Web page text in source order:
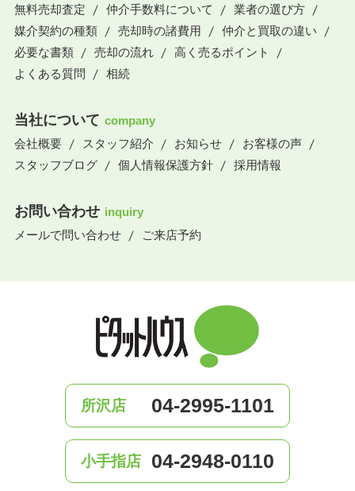
無料売却査定
仲介手数料について
業者の選び方
媒介契約の種類
売却時の諸費用
仲介と買取の違い
必要な書類
売却の流れ
高く売るポイント
よくある質問
相続
当社について company
会社概要
スタッフ紹介 お知らせ
お客様の声
スタッフブログ
個人情報保護方針 採用情報
お問い合わせ inquiry
メールで問い合わせ
ご来店予約
所沢店 04-2995-1101
小手指店 04-2948-0110